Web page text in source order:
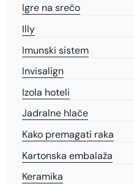
Igre na srečo
Illy
Imunski sistem
Invisalign
Izola hoteli
Jadralne hlače
Kako premagati raka
Kartonska embalaža
Keramika